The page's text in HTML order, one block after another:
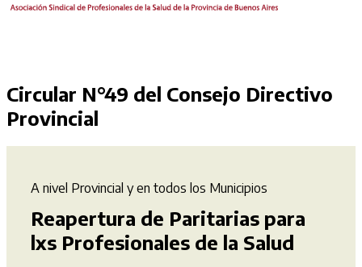
Circular N°49 del Consejo Directivo
Provincial
A nivel Provincial y en todos los Municipios
Reapertura de Paritarias para
lxs Profesionales de la Salud